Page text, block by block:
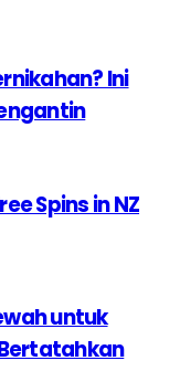
Ini
Spins in NZ
untuk